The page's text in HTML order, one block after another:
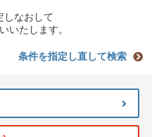
しなおして
いたします。
条件を指定し直して検索